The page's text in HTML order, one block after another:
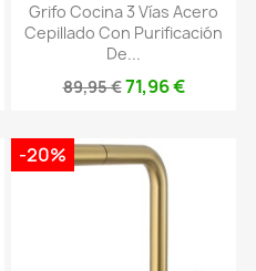
Grifo Cocina 3 Vías Acero
Cepillado Con Purificación
De...
89,95 €71,96 €
-20%